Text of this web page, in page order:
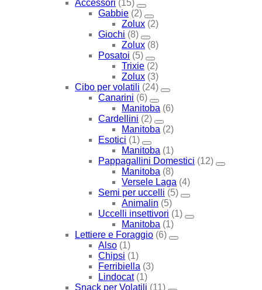
Accessori (15)
Gabbie (2)
Zolux (2)
Giochi (8)
Zolux (8)
Posatoi (5)
Trixie (2)
Zolux (3)
Cibo per volatili (24)
Canarini (6)
Manitoba (6)
Cardellini (2)
Manitoba (2)
Esotici (1)
Manitoba (1)
Pappagallini Domestici (12)
Manitoba (8)
Versele Laga (4)
Semi per uccelli (5)
Animalin (5)
Uccelli insettivori (1)
Manitoba (1)
Lettiere e Foraggio (6)
Also (1)
Chipsi (1)
Ferribiella (3)
Lindocat (1)
Snack per Volatili (11)